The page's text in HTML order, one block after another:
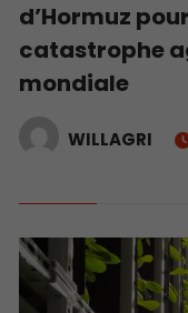
d’Hormuz
catastrophe
mondiale
WILLAGRI